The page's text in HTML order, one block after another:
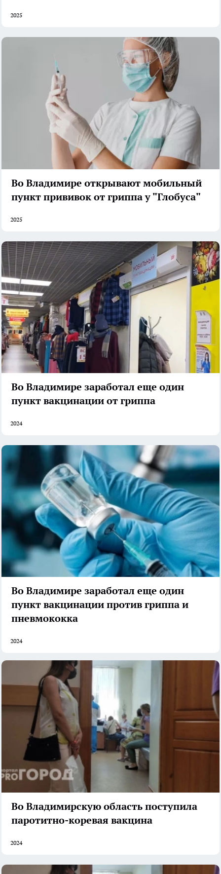
2025
Во Владимире открывают мобильный
пункт прививок от гриппа у "Глобуса"
2025
Во Владимире заработал еще один
пункт вакцинации от гриппа
2024
Во Владимире заработал еще один
пункт вакцинации против гриппа и
пневмококка
2024
Во Владимирскую область поступила
паротитно-коревая вакцина
2024